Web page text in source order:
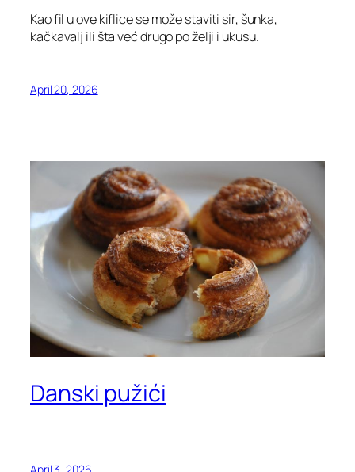
Kao fil u ove kiflice se može staviti sir, šunka,
kačkavalj ili šta već drugo po želji i ukusu.
April 20, 2026
Danski pužići